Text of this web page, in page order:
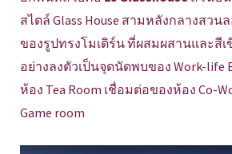
สไตล์ Glass House สามหลังกลางสว
ของรูปทรงโมเดิร์น ที่ผสมผสานและสี
อย่างลงตัวเป็นจุดนัดพบของ Work-life
ห้อง Tea Room เชื่อมต่อของห้อง Co-
Game room